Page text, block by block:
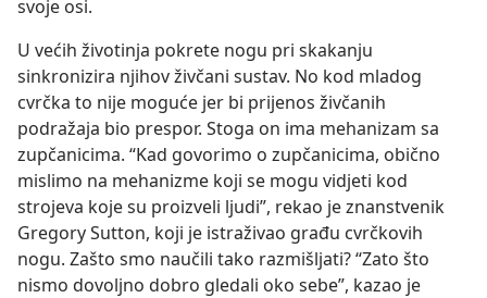
svoje osi.
U većih životinja pokrete nogu pri skakanju
sinkronizira njihov živčani sustav. No kod mladog
cvrčka to nije moguće jer bi prijenos živčanih
podražaja bio prespor. Stoga on ima mehanizam sa
zupčanicima. “Kad govorimo o zupčanicima, obično
mislimo na mehanizme koji se mogu vidjeti kod
strojeva koje su proizveli ljudi”, rekao je znanstvenik
Gregory Sutton, koji je istraživao građu cvrčkovih
nogu. Zašto smo naučili tako razmišljati? “Zato što
nismo dovoljno dobro gledali oko sebe”, kazao je